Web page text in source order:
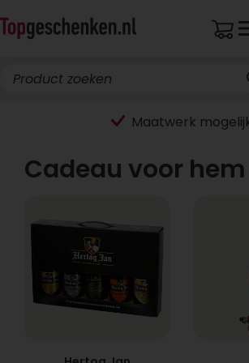
Maatwerk
Cadeau voor hem